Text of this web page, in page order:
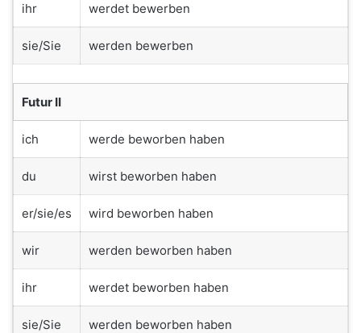
ihr werdet bewerben
sie/Sie werden bewerben
Futur II
ich werde beworben haben
du wirst beworben haben
er/sie/es wird beworben haben
wir werden beworben haben
ihr werdet beworben haben
sie/Sie werden beworben haben